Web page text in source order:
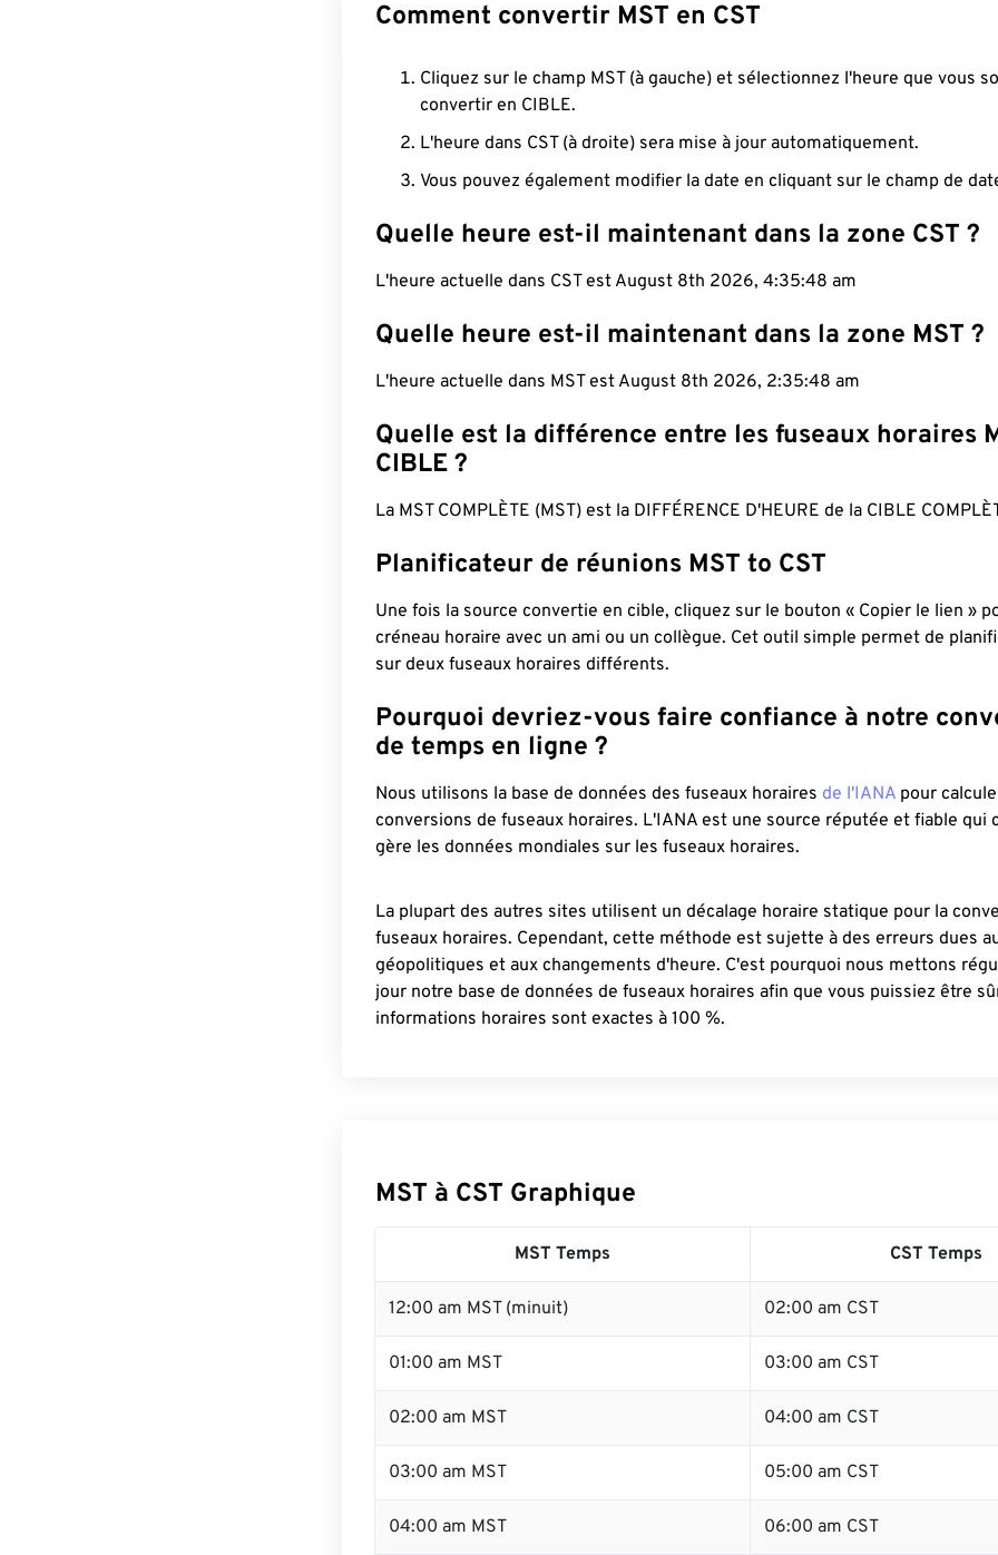
Comment convertir MST en CST
Cliquez sur le champ MST (à gauche) et sélectionnez l'heure que vous
convertir en CIBLE.
L'heure dans CST (à droite) sera mise à jour automatiquement.
Vous pouvez également modifier la date en cliquant sur le champ de
Quelle heure est-il maintenant dans la zone CST ?
L'heure actuelle dans CST est August 8th 2026, 4:35:49 am
Quelle heure est-il maintenant dans la zone MST ?
L'heure actuelle dans MST est August 8th 2026, 2:35:49 am
Quelle est la différence entre les fuseaux horaires
CIBLE ?
La MST COMPLÈTE (MST) est la DIFFÉRENCE D'HEURE de la CIBLE
Planificateur de réunions MST to CST
Une fois la source convertie en cible, cliquez sur le bouton « Copier le lien »
créneau horaire avec un ami ou un collègue. Cet outil simple permet de
sur deux fuseaux horaires différents.
Pourquoi devriez-vous faire confiance à notre
de temps en ligne ?
Nous utilisons la base de données des fuseaux horaires de l'IANA pour
conversions de fuseaux horaires. L'IANA est une source réputée et fiable qui
gère les données mondiales sur les fuseaux horaires.
La plupart des autres sites utilisent un décalage horaire statique pour la
fuseaux horaires. Cependant, cette méthode est sujette à des erreurs dues
géopolitiques et aux changements d'heure. C'est pourquoi nous mettons
jour notre base de données de fuseaux horaires afin que vous puissiez être
informations horaires sont exactes à 100 %.
MST à CST Graphique
MST Temps CST Temps
12:00 am MST (minuit) 02:00 am CST
01:00 am MST 03:00 am CST
02:00 am MST 04:00 am CST
03:00 am MST 05:00 am CST
04:00 am MST 06:00 am CST